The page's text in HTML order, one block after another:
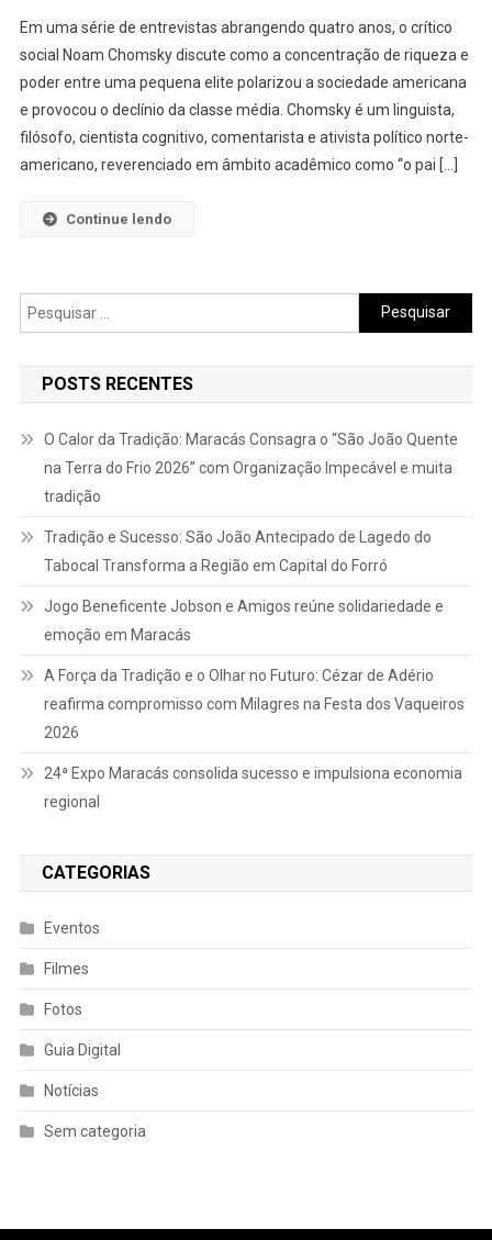
–
Fim
Do
Sonho
Americano
Em uma série de entrevistas abrangendo quatro anos, o crítico
social Noam Chomsky discute como a concentração de riqueza e
poder entre uma pequena elite polarizou a sociedade americana
e provocou o declínio da classe média. Chomsky é um linguista,
filósofo, cientista cognitivo, comentarista e ativista político norte-
americano, reverenciado em âmbito acadêmico como “o pai […]
Continue lendo
Pesquisar
por:
POSTS RECENTES
O Calor da Tradição: Maracás Consagra o “São João Quente
na Terra do Frio 2026” com Organização Impecável e muita
tradição
Tradição e Sucesso: São João Antecipado de Lagedo do
Tabocal Transforma a Região em Capital do Forró
Jogo Beneficente Jobson e Amigos reúne solidariedade e
emoção em Maracás
A Força da Tradição e o Olhar no Futuro: Cézar de Adério
reafirma compromisso com Milagres na Festa dos Vaqueiros
2026
24ª Expo Maracás consolida sucesso e impulsiona economia
regional
CATEGORIAS
Eventos
Filmes
Fotos
Guia Digital
Notícias
Sem categoria